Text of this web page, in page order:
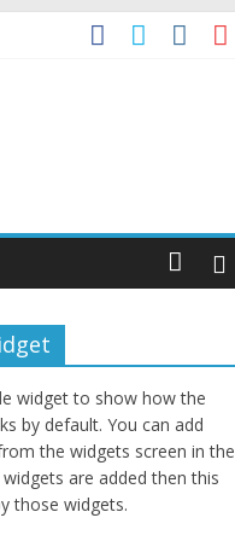
widget to show how the
by default. You can add
the widgets screen in the
are added then this
those widgets.